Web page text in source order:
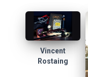
Vincent
Rostaing